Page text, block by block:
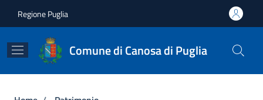
Regione Puglia
Comune di Canosa di Puglia